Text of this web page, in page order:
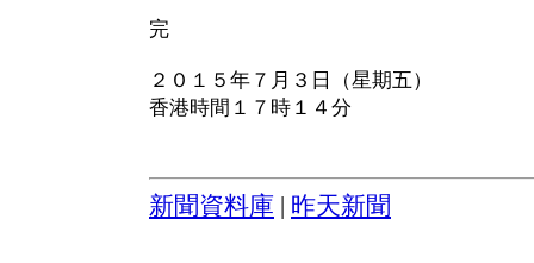
完
２０１５年７月３日（星期五）
香港時間１７時１４分
新聞資料庫 昨天新聞